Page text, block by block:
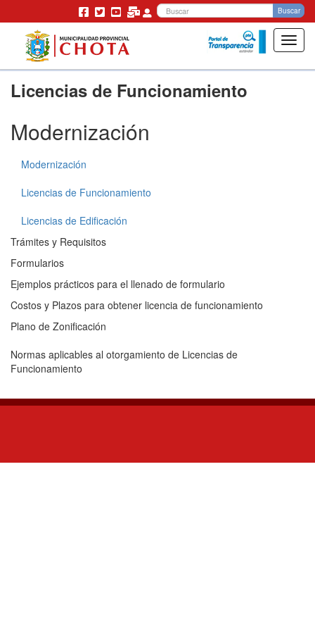
Pasar
Buscar
Licencias de Funcionamiento
Modernización
Modernización
Licencias de Funcionamiento
Licencias de Edificación
Trámites y Requisitos
Formularios
Ejemplos prácticos para el llenado de formulario
Costos y Plazos para obtener licencia de funcionamiento
Plano de Zonificación
Normas aplicables al otorgamiento de Licencias de
Funcionamiento